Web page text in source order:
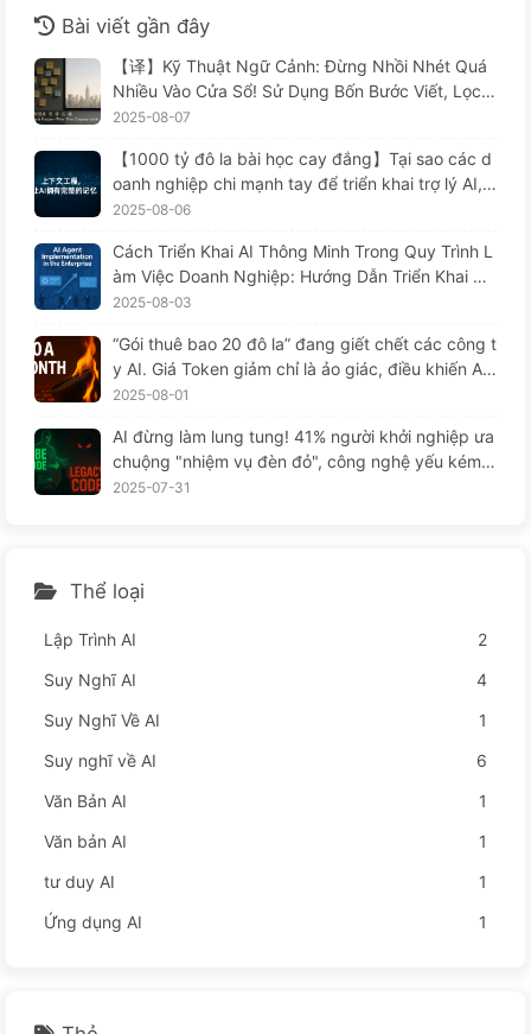
Bài viết gần đây
【译】Kỹ Thuật Ngữ Cảnh: Đừng Nhồi Nhét Quá
Nhiều Vào Cửa Sổ! Sử Dụng Bốn Bước Viết, Lọc,
Nén Và Tách Rời, Cảnh Giác Với Sự Can Thiệp Gâ
Học AI 170
2025-08-07
【1000 tỷ đô la bài học cay đắng】Tại sao các d
oanh nghiệp chi mạnh tay để triển khai trợ lý AI, n
hưng lại "quên" vào những lúc then chốt, khiến đ
ậm rãi học AI169
2025-08-06
Cách Triển Khai AI Thông Minh Trong Quy Trình L
àm Việc Doanh Nghiệp: Hướng Dẫn Triển Khai Ho
àn Chỉnh Năm 2025 — Chậm Rãi Học AI166
2025-08-03
“Gói thuê bao 20 đô la” đang giết chết các công t
y AI. Giá Token giảm chỉ là ảo giác, điều khiến AI
thực sự đắt đỏ chính là lòng tham của bạn — Họ
2025-08-01
AI đừng làm lung tung! 41% người khởi nghiệp ưa
chuộng "nhiệm vụ đèn đỏ", công nghệ yếu kém k
hiến nhân viên khổ sở hơn — từ từ học AI
2025-07-31
Thể loại
Lập Trình AI
2
Suy Nghĩ AI
4
Suy Nghĩ Về AI
1
Suy nghĩ về AI
6
Văn Bản AI
1
Văn bản AI
1
tư duy AI
1
Ứng dụng AI
1